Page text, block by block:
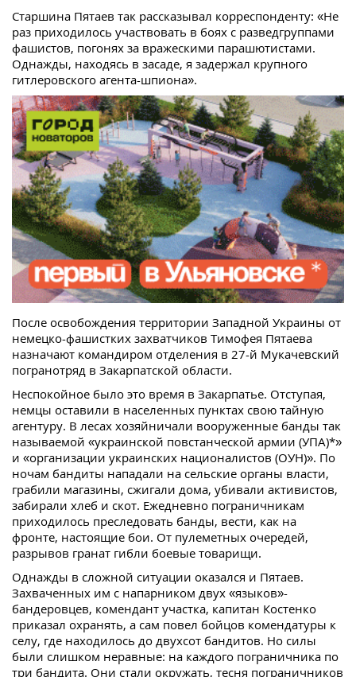
Старшина Пятаев так рассказывал корреспонденту: «Не
раз приходилось участвовать в боях с разведгруппами
фашистов, погонях за вражескими парашютистами.
Однажды, находясь в засаде, я задержал крупного
гитлеровского агента-шпиона».
После освобождения территории Западной Украины от
немецко-фашистких захватчиков Тимофея Пятаева
назначают командиром отделения в 27-й Мукачевский
погранотряд в Закарпатской области.
Неспокойное было это время в Закарпатье. Отступая,
немцы оставили в населенных пунктах свою тайную
агентуру. В лесах хозяйничали вооруженные банды так
называемой «украинской повстанческой армии (УПА)*»
и «организации украинских националистов (ОУН)». По
ночам бандиты нападали на сельские органы власти,
грабили магазины, сжигали дома, убивали активистов,
забирали хлеб и скот. Ежедневно пограничникам
приходилось преследовать банды, вести, как на
фронте, настоящие бои. От пулеметных очередей,
разрывов гранат гибли боевые товарищи.
Однажды в сложной ситуации оказался и Пятаев.
Захваченных им с напарником двух «языков»-
бандеровцев, комендант участка, капитан Костенко
приказал охранять, а сам повел бойцов комендатуры к
селу, где находилось до двухсот бандитов. Но силы
были слишком неравные: на каждого пограничника по
три бандита. Они стали окружать, тесня пограничников